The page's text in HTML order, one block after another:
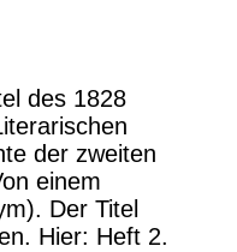
des 1828
der zweiten
einem
Der Titel
Hier: Heft 2.